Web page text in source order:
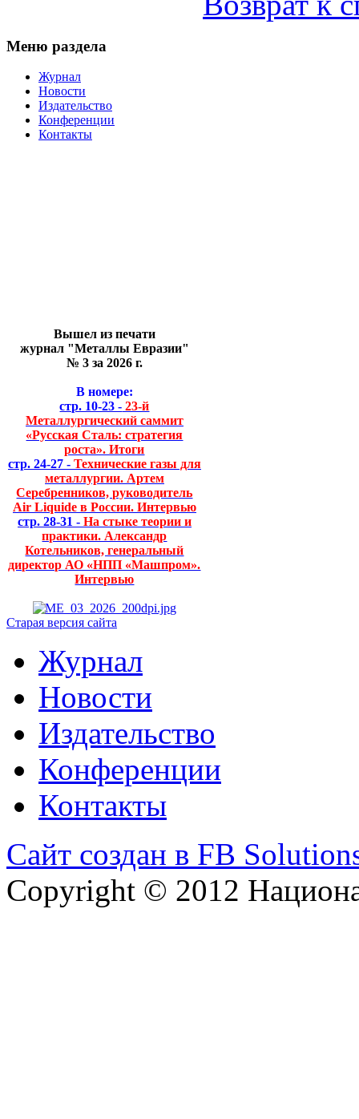
Меню раздела
Журнал
Новости
Издательство
Конференции
Контакты
Вышел из печати
журнал "Металлы Евразии"
№ 3 за 2026 г.
В номере:
стр. 10-23 - 23-й
Металлургический саммит
«Русская Сталь: стратегия
роста». Итоги
стр. 24-27 - Технические газы для
металлургии. Артем
Серебренников, руководитель
Air Liquide в России. Интервью
стр. 28-31 - На стыке теории и
практики. Александр
Котельников, генеральный
директор АО «НПП «Машпром».
Интервью
Старая версия сайта
Журнал
Новости
Издательство
Конференции
Контакты
Сайт создан в FB
Copyright © 2012